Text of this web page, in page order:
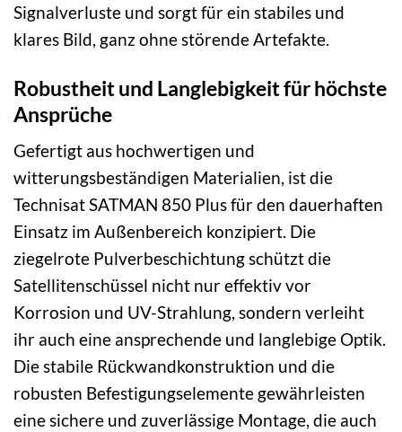
Signalverluste und sorgt für ein stabiles und
klares Bild, ganz ohne störende Artefakte.
Robustheit und Langlebigkeit für höchste
Ansprüche
Gefertigt aus hochwertigen und
witterungsbeständigen Materialien, ist die
Technisat SATMAN 850 Plus für den dauerhaften
Einsatz im Außenbereich konzipiert. Die
ziegelrote Pulverbeschichtung schützt die
Satellitenschüssel nicht nur effektiv vor
Korrosion und UV-Strahlung, sondern verleiht
ihr auch eine ansprechende und langlebige Optik.
Die stabile Rückwandkonstruktion und die
robusten Befestigungselemente gewährleisten
eine sichere und zuverlässige Montage, die auch